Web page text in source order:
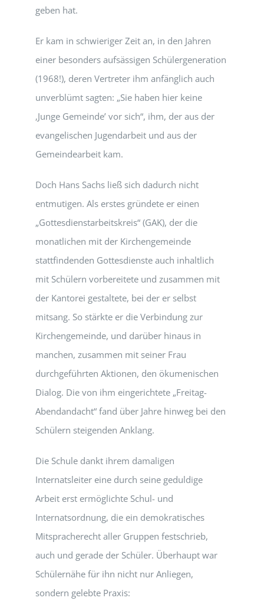
geben hat.
Er kam in schwieriger Zeit an, in den Jahren
einer besonders aufsässigen Schülergeneration
(1968!), deren Vertreter ihm anfänglich auch
unverblümt sagten: „Sie haben hier keine
‚Junge Gemeinde’ vor sich“, ihm, der aus der
evangelischen Jugendarbeit und aus der
Gemeindearbeit kam.
Doch Hans Sachs ließ sich dadurch nicht
entmutigen. Als erstes gründete er einen
„Gottesdienstarbeitskreis“ (GAK), der die
monatlichen mit der Kirchengemeinde
stattfindenden Gottesdienste auch inhaltlich
mit Schülern vorbereitete und zusammen mit
der Kantorei gestaltete, bei der er selbst
mitsang. So stärkte er die Verbindung zur
Kirchengemeinde, und darüber hinaus in
manchen, zusammen mit seiner Frau
durchgeführten Aktionen, den ökumenischen
Dialog. Die von ihm eingerichtete „Freitag-
Abendandacht“ fand über Jahre hinweg bei den
Schülern steigenden Anklang.
Die Schule dankt ihrem damaligen
Internatsleiter eine durch seine geduldige
Arbeit erst ermöglichte Schul- und
Internatsordnung, die ein demokratisches
Mitspracherecht aller Gruppen festschrieb,
auch und gerade der Schüler. Überhaupt war
Schülernähe für ihn nicht nur Anliegen,
sondern gelebte Praxis: